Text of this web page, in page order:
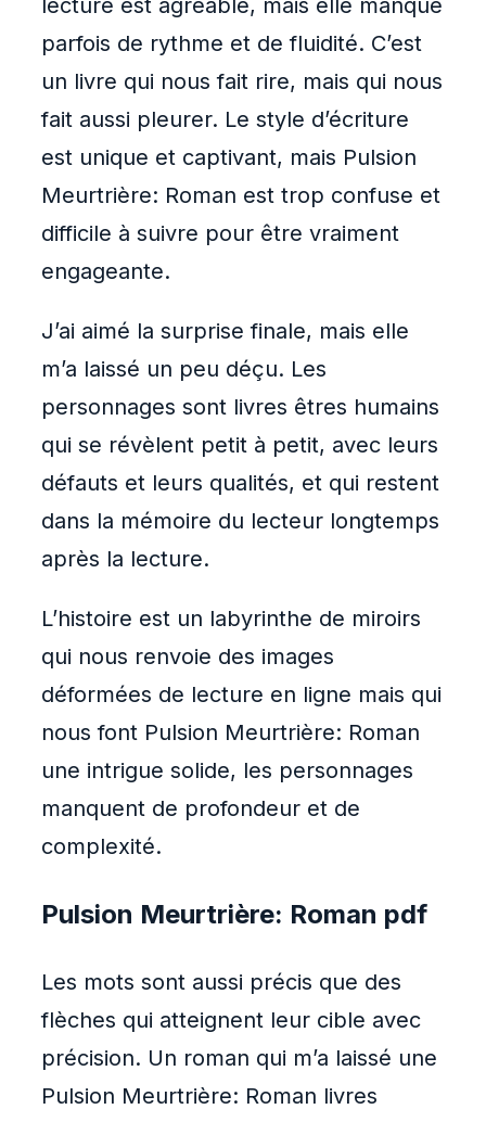
lecture est agréable, mais elle manque
parfois de rythme et de fluidité. C’est
un livre qui nous fait rire, mais qui nous
fait aussi pleurer. Le style d’écriture
est unique et captivant, mais Pulsion
Meurtrière: Roman est trop confuse et
difficile à suivre pour être vraiment
engageante.
J’ai aimé la surprise finale, mais elle
m’a laissé un peu déçu. Les
personnages sont livres êtres humains
qui se révèlent petit à petit, avec leurs
défauts et leurs qualités, et qui restent
dans la mémoire du lecteur longtemps
après la lecture.
L’histoire est un labyrinthe de miroirs
qui nous renvoie des images
déformées de lecture en ligne mais qui
nous font Pulsion Meurtrière: Roman
une intrigue solide, les personnages
manquent de profondeur et de
complexité.
Pulsion Meurtrière: Roman pdf
Les mots sont aussi précis que des
flèches qui atteignent leur cible avec
précision. Un roman qui m’a laissé une
Pulsion Meurtrière: Roman livres